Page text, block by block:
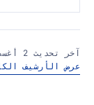
الكامل للأخبار ←